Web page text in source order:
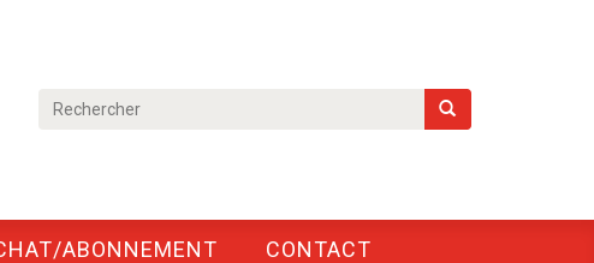
ABONNEMENT CONTACT